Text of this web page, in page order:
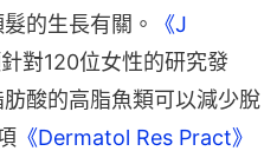
的生長有關。
《J
對120位女性的研究發
酸的高脂魚類可以減少脫
《Dermatol Res Pract》